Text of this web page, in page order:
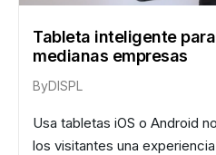
Tableta inteligente
medianas empresas
ByDISPL
Usa tabletas iOS o Android
los visitantes una experiencia